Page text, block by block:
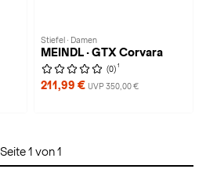
Stiefel · Damen
MEINDL · GTX Corvara
(0) 1
211,99 € UVP 350,00 €
Seite 1 von 1